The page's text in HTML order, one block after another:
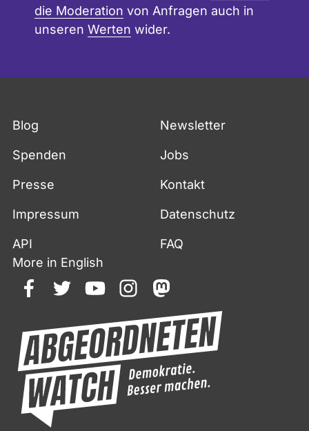
die Moderation von Anfragen auch in
unseren Werten wider.
Blog Newsletter
Spenden Jobs
Presse Kontakt
Impressum Datenschutz
API
FAQ
More in English
facebooktwitteryoutubeinstagrammastodon